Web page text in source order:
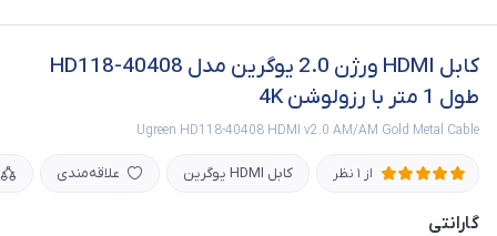
کابل HDMI ورژن 2.0 یوگرین مدل HD118-40408
طول 1 متر با رزولوشن 4K
Ugreen HD118-40408 HDMI v2.0 AM/AM Gold Metal Cable
از 1 نظر کابل HDMI یوگرین علاقه‌مندی
گارانتی